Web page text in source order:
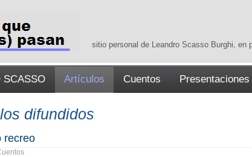
sitio personal de Leandro Scasso Burghi, en
SCASSO Artículos Cuentos Presentaciones
difundidos
recreo